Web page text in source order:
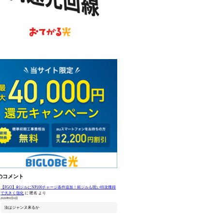
コメント
【FGO】剣ジルにNP100チャージ条件追加！術ジルも呪い特攻獲得
で大きく強化 に 匿名 より
2026年8月6日
汝はジャンヌ来るか